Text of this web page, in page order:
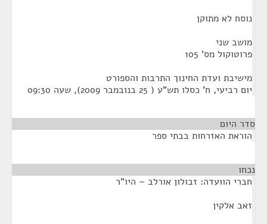
נוסח לא מתוקן
מושב שני
פרוטוקול מס' 105
מישיבת ועדת החינוך התרבות והספורט
יום רביעי, ח' כסלו תש"ע ( 25 בנובמבר 2009), שעה 09:30
סדר היום
הוראת האזרחות בבתי ספר
נכחו
חברי הוועדה: זבולון אורלב – היו"ר
זאב אלקין